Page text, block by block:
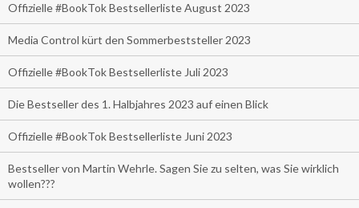
Offizielle #BookTok Bestsellerliste August 2023
Media Control kürt den Sommerbeststeller 2023
Offizielle #BookTok Bestsellerliste Juli 2023
Die Bestseller des 1. Halbjahres 2023 auf einen Blick
Offizielle #BookTok Bestsellerliste Juni 2023
Bestseller von Martin Wehrle. Sagen Sie zu selten, was Sie wirklich
wollen???